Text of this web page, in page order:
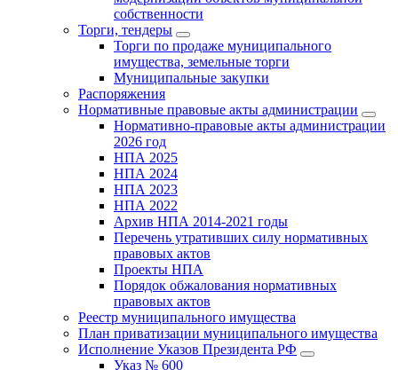
собственности
Торги, тендеры
Торги по продаже муниципального
имущества, земельные торги
Муниципальные закупки
Распоряжения
Нормативные правовые акты администрации
Нормативно-правовые акты администрации
2026 год
НПА 2025
НПА 2024
НПА 2023
НПА 2022
Архив НПА 2014-2021 годы
Перечень утративших силу нормативных
правовых актов
Проекты НПА
Порядок обжалования нормативных
правовых актов
Реестр муниципального имущества
План приватизации муниципального имущества
Исполнение Указов Президента РФ
Указ № 600